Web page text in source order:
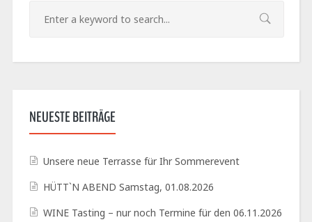
NEUESTE BEITRÄGE
Unsere neue Terrasse für Ihr Sommerevent
HÜTT`N ABEND Samstag, 01.08.2026
WINE Tasting – nur noch Termine für den 06.11.2026